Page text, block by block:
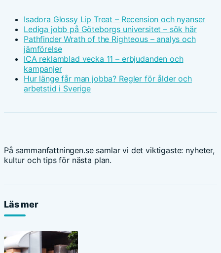
Isadora Glossy Lip Treat – Recension och nyanser
Lediga jobb på Göteborgs universitet – sök här
Pathfinder Wrath of the Righteous – analys och
jämförelse
ICA reklamblad vecka 11 – erbjudanden och
kampanjer
Hur länge får man jobba? Regler för ålder och
arbetstid i Sverige
På sammanfattningen.se samlar vi det viktigaste: nyheter,
kultur och tips för nästa plan.
Läs mer